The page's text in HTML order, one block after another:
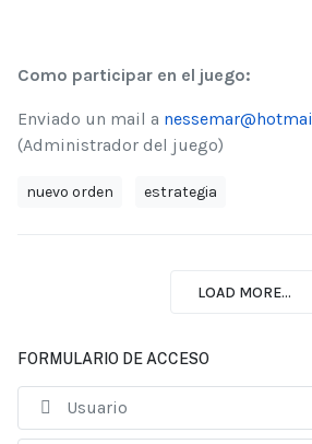
Como participar en el juego:
Enviado un mail a
(Administrador del juego)
nuevo orden estrategia
LOAD MORE...
FORMULARIO DE ACCESO